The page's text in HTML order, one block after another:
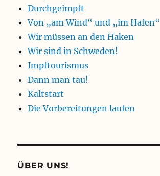
Durchgeimpft
Von „am Wind“ und „im Hafen“
Wir müssen an den Haken
Wir sind in Schweden!
Impftourismus
Dann man tau!
Kaltstart
Die Vorbereitungen laufen
ÜBER UNS!